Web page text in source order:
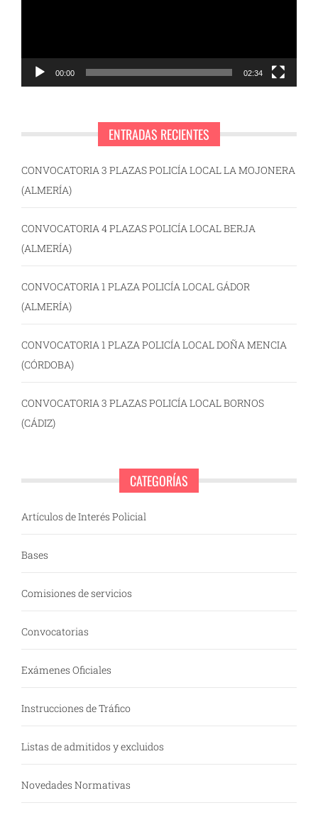
00:00 02:34
ENTRADAS RECIENTES
CONVOCATORIA 3 PLAZAS POLICÍA LOCAL LA MOJONERA
(ALMERÍA)
CONVOCATORIA 4 PLAZAS POLICÍA LOCAL BERJA
(ALMERÍA)
CONVOCATORIA 1 PLAZA POLICÍA LOCAL GÁDOR
(ALMERÍA)
CONVOCATORIA 1 PLAZA POLICÍA LOCAL DOÑA MENCIA
(CÓRDOBA)
CONVOCATORIA 3 PLAZAS POLICÍA LOCAL BORNOS
(CÁDIZ)
CATEGORÍAS
Artículos de Interés Policial
Bases
Comisiones de servicios
Convocatorias
Exámenes Oficiales
Instrucciones de Tráfico
Listas de admitidos y excluidos
Novedades Normativas